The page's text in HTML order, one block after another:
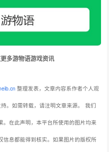
多游物语游戏资讯
整理发表，文章内容系作者个人观
。如需转载，请注明文章来源。 我们
。在此声明，本平台所使用的图片均来
信息都能得到核实。如果图片的版权所